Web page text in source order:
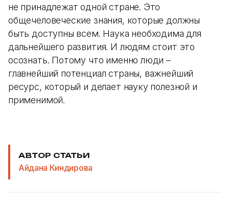
не принадлежат одной стране. Это
общечеловеческие знания, которые должны
быть доступны всем. Наука необходима для
дальнейшего развития. И людям стоит это
осознать. Потому что именно люди –
главнейший потенциал страны, важнейший
ресурс, который и делает науку полезной и
применимой.
АВТОР СТАТЬИ
Айдана Киндирова